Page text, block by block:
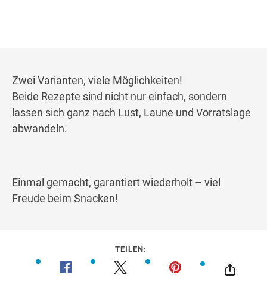
Zwei Varianten, viele Möglichkeiten!
Beide Rezepte sind nicht nur einfach, sondern
lassen sich ganz nach Lust, Laune und Vorratslage
abwandeln.
Einmal gemacht, garantiert wiederholt – viel
Freude beim Snacken!
TEILEN: